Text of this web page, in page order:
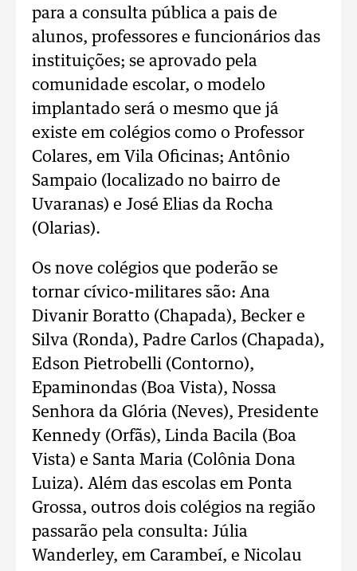
para a consulta pública a pais de
alunos, professores e funcionários das
instituições; se aprovado pela
comunidade escolar, o modelo
implantado será o mesmo que já
existe em colégios como o Professor
Colares, em Vila Oficinas; Antônio
Sampaio (localizado no bairro de
Uvaranas) e José Elias da Rocha
(Olarias).
Os nove colégios que poderão se
tornar cívico-militares são: Ana
Divanir Boratto (Chapada), Becker e
Silva (Ronda), Padre Carlos (Chapada),
Edson Pietrobelli (Contorno),
Epaminondas (Boa Vista), Nossa
Senhora da Glória (Neves), Presidente
Kennedy (Orfãs), Linda Bacila (Boa
Vista) e Santa Maria (Colônia Dona
Luiza). Além das escolas em Ponta
Grossa, outros dois colégios na região
passarão pela consulta: Júlia
Wanderley, em Carambeí, e Nicolau